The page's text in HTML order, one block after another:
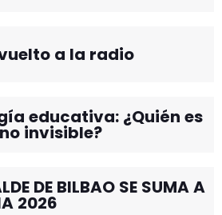
a la radio
educativa: ¿Quién es
invisible?
DE BILBAO SE SUMA A
2026